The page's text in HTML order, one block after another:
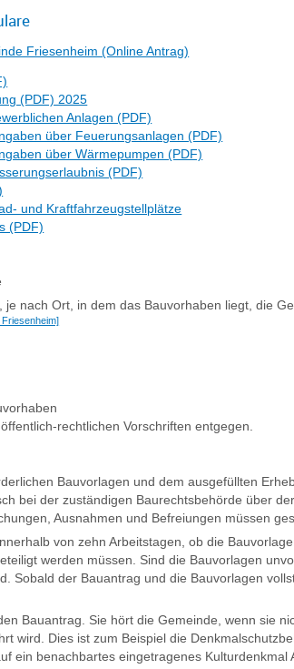
Friesenheim (Online Antrag)
(PDF) 2025
Anlagen (PDF)
über Feuerungsanlagen (PDF)
über Wärmepumpen (PDF)
(PDF)
und Kraftfahrzeugstellplätze
(PDF)
je nach Ort, in dem das Bauvorhaben liegt, die
rechtlichen Vorschriften entgegen.
Bauvorlagen und dem ausgefüllten
bei der zuständigen Baurechtsbehörde über
Ausnahmen und Befreiungen müssen
von zehn Arbeitstagen, ob die
werden müssen. Sind die Bauvorlagen
Sobald der Bauantrag und die Bauvorlagen
Bauantrag. Sie hört die Gemeinde, wenn sie
wird. Dies ist zum Beispiel die
ein benachbartes eingetragenes Kulturdenkmal